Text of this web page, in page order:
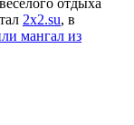
2x2.su, в
мангал из